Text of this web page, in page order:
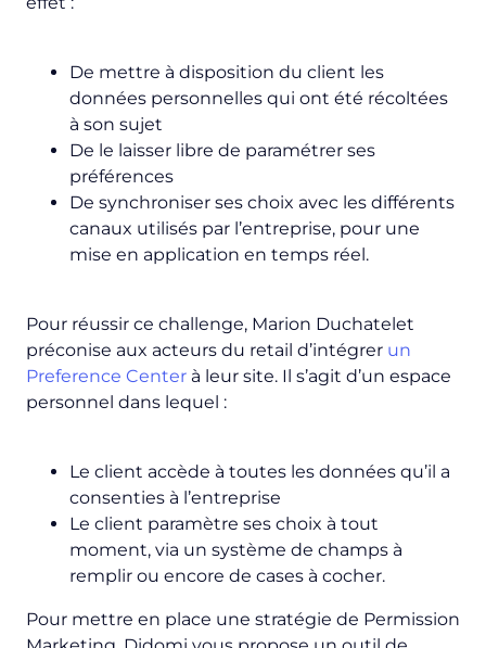
De mettre à disposition du client les
données personnelles qui ont été récoltées
à son sujet
De le laisser libre de paramétrer ses
préférences
De synchroniser ses choix avec les différents
canaux utilisés par l’entreprise, pour une
mise en application en temps réel.
Pour réussir ce challenge, Marion Duchatelet
préconise aux acteurs du retail d’intégrer un
Preference Center à leur site. Il s’agit d’un espace
personnel dans lequel :
Le client accède à toutes les données qu’il a
consenties à l’entreprise
Le client paramètre ses choix à tout
moment, via un système de champs à
remplir ou encore de cases à cocher.
Pour mettre en place une stratégie de Permission